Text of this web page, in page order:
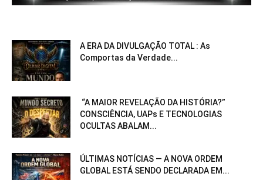
A ERA DA DIVULGAÇÃO TOTAL : As
Comportas da Verdade...
“A MAIOR REVELAÇÃO DA HISTÓRIA?”
CONSCIÊNCIA, UAPs E TECNOLOGIAS
OCULTAS ABALAM...
ÚLTIMAS NOTÍCIAS — A NOVA ORDEM
GLOBAL ESTÁ SENDO DECLARADA EM...